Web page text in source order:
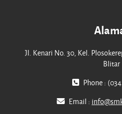
Jl. Kenari No. 30, Kel.
Blitar
Phone :
Email :